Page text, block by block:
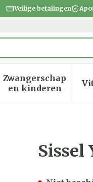
Veilige betalingen
verzorging en
voor Dieet,
Zwangerschap
en kinderen
Toon
41/45Sissel